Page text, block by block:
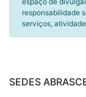
responsabilidade
serviços,
SEDES